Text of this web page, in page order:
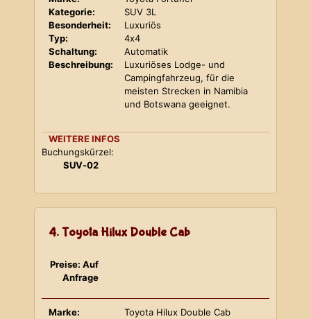
Kategorie:
SUV 3L
Besonderheit:
Luxuriös
Typ:
4x4
Schaltung:
Automatik
Beschreibung:
Luxuriöses Lodge- und
Campingfahrzeug, für die
meisten Strecken in Namibia
und Botswana geeignet.
WEITERE INFOS
Buchungskürzel:
SUV-02
4. Toyota Hilux Double Cab
Preise: Auf
Anfrage
Marke:
Toyota Hilux Double Cab